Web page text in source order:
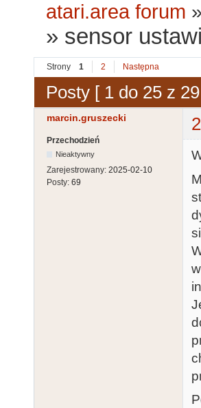
atari.area forum »
» sensor
Strony 1 2 Następna
Posty [ 1 do 25 z
marcin.gruszecki
Przechodzień
Nieaktywny
Zarejestrowany: 2025-02-10
Posty: 69